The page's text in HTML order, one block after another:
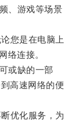
、游戏等场景
您是在电脑上
络连接。
或缺的一部
高速网络的便
优化服务，为